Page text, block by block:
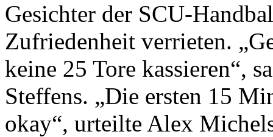
Gesichter der SCU-
Zufriedenheit verrieten.
keine 25 Tore kassieren“,
Steffens. „Die ersten 15
okay“, urteilte Alex